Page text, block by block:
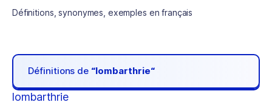
Définitions, synonymes, exemples en français
Définitions de “lombarthrie“
lombarthrie